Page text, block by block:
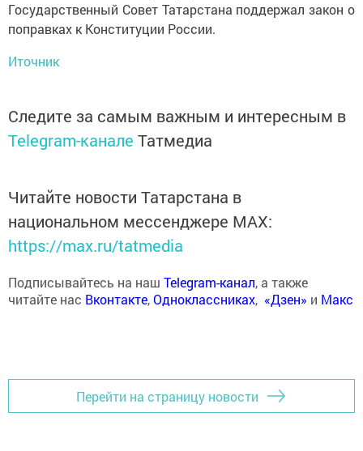
Государственный Совет Татарстана поддержал закон о
поправках к Конституции России.
Иточник
Следите за самым важным и интересным в
Telegram-канале Татмедиа
Читайте новости Татарстана в
национальном мессенджере MАХ:
https://max.ru/tatmedia
Подписывайтесь на наш Telegram-канал, а также
читайте нас Вконтакте,Одноклассниках, «Дзен» и Макс
Перейти на страницу новости